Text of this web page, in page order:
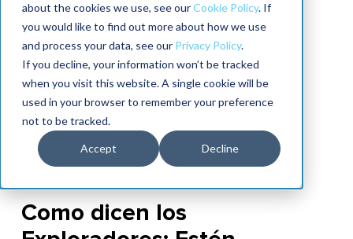
about the cookies we use, see ourCookie Policy. If
you would like to find out more about how we use
and process your data, see our Privacy Policy.
If you decline, your information won’t be tracked
when you visit this website. A single cookie will be
used in your browser to remember your preference
not to be tracked.
Accept Decline
Como dicen los